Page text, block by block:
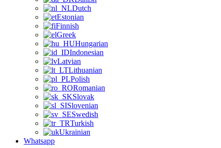
Dutch
Estonian
Finnish
Greek
Hungarian
Indonesian
Latvian
Lithuanian
Polish
Romanian
Slovak
Slovenian
Swedish
Turkish
Ukrainian
Whatsapp